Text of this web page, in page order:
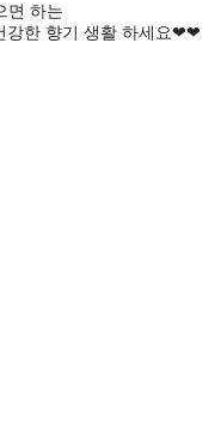
면 하는
강한 향기 생활 하세요❤❤